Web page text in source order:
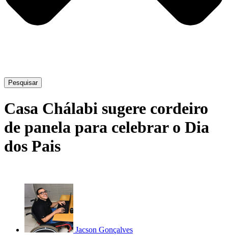
Pesquisar
Casa Chálabi sugere cordeiro
de panela para celebrar o Dia
dos Pais
Jacson Gonçalves